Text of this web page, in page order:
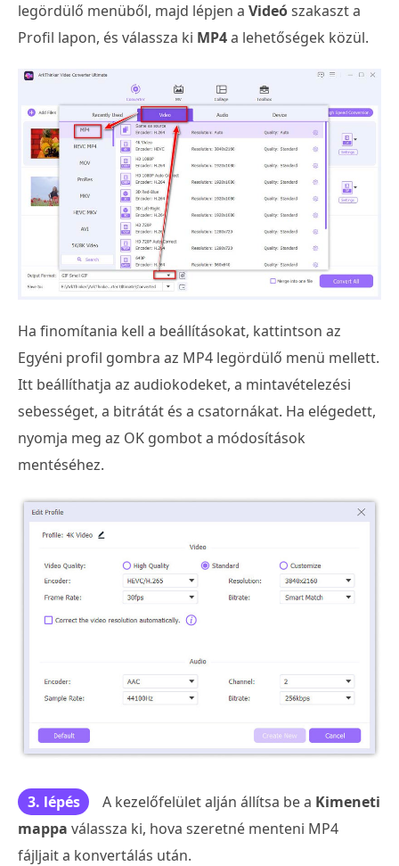
legördülő menüből, majd lépjen a Videószakaszt a
Profil lapon, és válassza ki MP4a lehetőségek közül.
Ha finomítania kell a beállításokat, kattintson az
Egyéni profil gombra az MP4 legördülő menü mellett.
Itt beállíthatja az audiokodeket, a mintavételezési
sebességet, a bitrátát és a csatornákat. Ha elégedett,
nyomja meg az OK gombot a módosítások
mentéséhez.
3. lépés A kezelőfelület alján állítsa be a Kimeneti
mappa válassza ki, hova szeretné menteni MP4
fájljait a konvertálás után.